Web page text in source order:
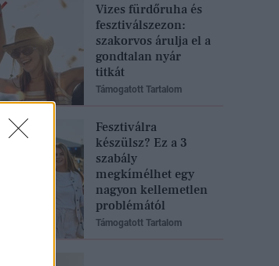
Vizes fürdőruha és
fesztiválszezon:
szakorvos árulja el a
gondtalan nyár
titkát
Támogatott Tartalom
Fesztiválra
készülsz? Ez a 3
szabály
megkímélhet egy
nagyon kellemetlen
problémától
Támogatott Tartalom